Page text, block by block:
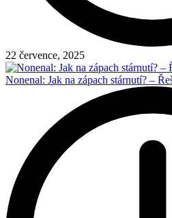
22 července, 2025
Nonenal: Jak na zápach stárnutí? –